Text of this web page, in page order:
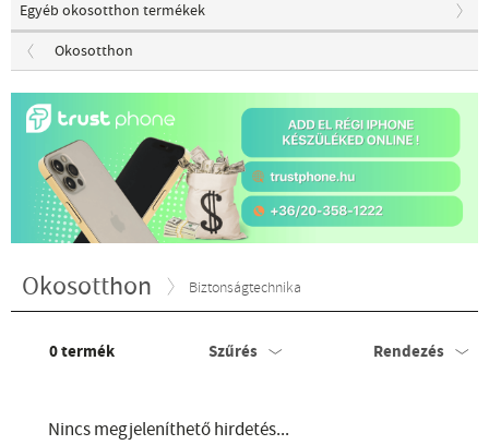
Egyéb okosotthon termékek
Okosotthon
Okosotthon Biztonságtechnika
0termék Szűrés Rendezés
Nincs megjeleníthető hirdetés...